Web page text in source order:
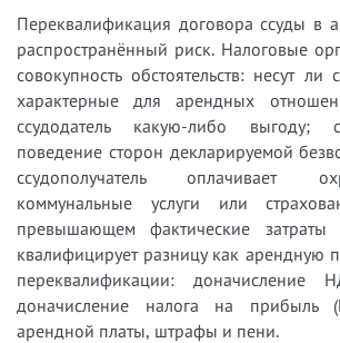
Переквалификация договора ссуды в
распространённый риск. Налоговые
совокупность обстоятельств: несут
характерные для арендных
ссудодатель какую-либо выгоду;
поведение сторон декларируемой
ссудополучатель оплачивает
коммунальные услуги или
превышающем фактические затраты
квалифицирует разницу как арендную
переквалификации: доначисление
доначисление налога на
арендной платы, штрафы и пени.